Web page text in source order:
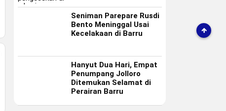
Seniman Parepare Rusdi
Bento Meninggal Usai
Kecelakaan di Barru
Hanyut Dua Hari, Empat
Penumpang Jolloro
Ditemukan Selamat di
Perairan Barru